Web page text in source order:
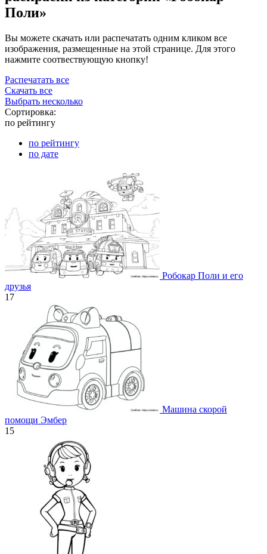
Поли»
Вы можете скачать или распечатать одним кликом все
изображения, размещенные на этой странице. Для этого
нажмите соотвествующую кнопку!
Распечатать все
Скачать все
Выбрать несколько
Сортировка:
по рейтингу
по рейтингу
по дате
Робокар Поли и его
друзья
17
Машина скорой
помощи Эмбер
15